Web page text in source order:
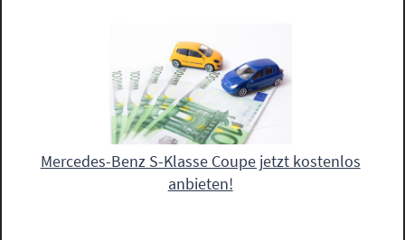
Mercedes-Benz S-Klasse Coupe jetzt kostenlos
anbieten!